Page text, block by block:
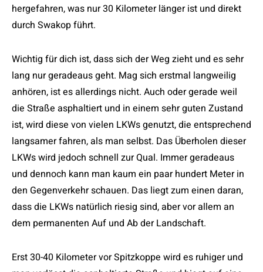
hergefahren, was nur 30 Kilometer länger ist und direkt
durch Swakop führt.
Wichtig für dich ist, dass sich der Weg zieht und es sehr
lang nur geradeaus geht. Mag sich erstmal langweilig
anhören, ist es allerdings nicht. Auch oder gerade weil
die Straße asphaltiert und in einem sehr guten Zustand
ist, wird diese von vielen LKWs genutzt, die entsprechend
langsamer fahren, als man selbst. Das Überholen dieser
LKWs wird jedoch schnell zur Qual. Immer geradeaus
und dennoch kann man kaum ein paar hundert Meter in
den Gegenverkehr schauen. Das liegt zum einen daran,
dass die LKWs natürlich riesig sind, aber vor allem an
dem permanenten Auf und Ab der Landschaft.
Erst 30-40 Kilometer vor Spitzkoppe wird es ruhiger und